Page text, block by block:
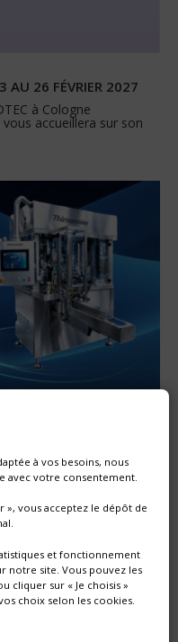
AU 26 FÉVRIER 2027
à Cologne
accueillera sur son
SF
remplissage et
DOYPACK®
à vos besoins, nous
avec votre consentement.
», vous acceptez le dépôt de
et fonctionnement
notre site. Vous pouvez les
cliquer sur « Je choisis »
choix selon les cookies.